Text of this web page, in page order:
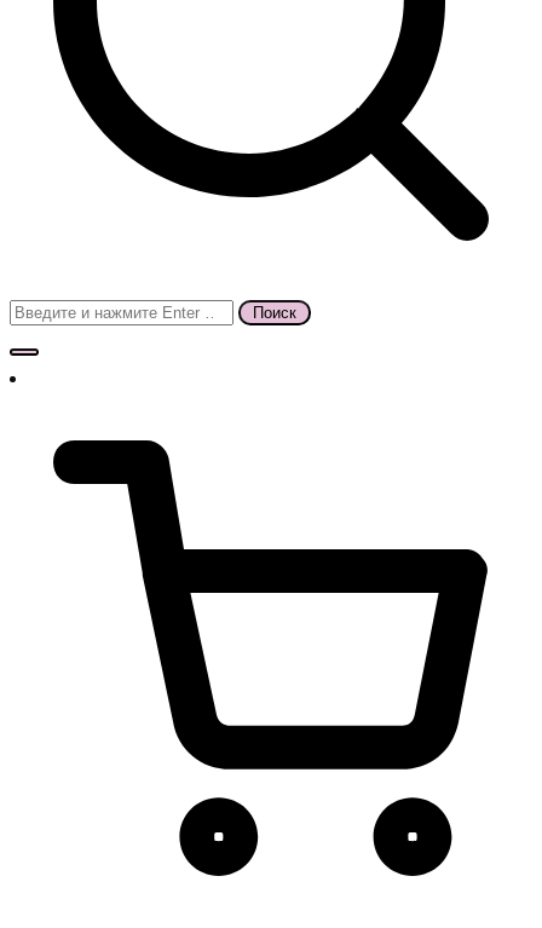
Поиск
для: